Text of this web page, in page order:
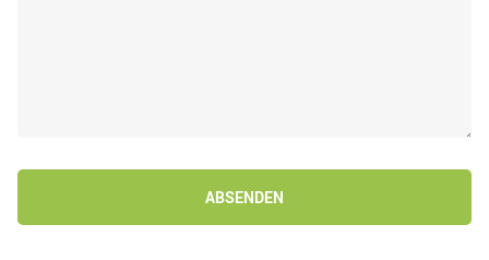
ABSENDEN